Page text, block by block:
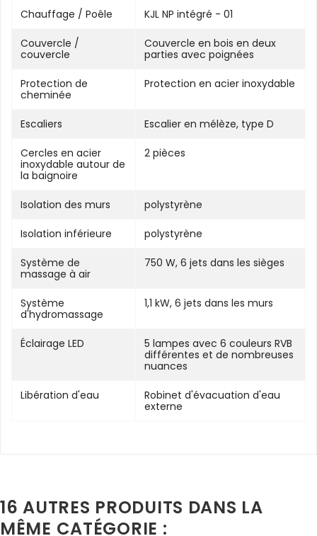
Chauffage / Poêle KJL NP intégré - 01
Couvercle /
couvercle
Couvercle en bois en deux
parties avec poignées
Protection de
cheminée
Protection en acier inoxydable
Escaliers Escalier en mélèze, type D
Cercles en acier
inoxydable autour de
la baignoire
2 pièces
Isolation des murs polystyrène
Isolation inférieure polystyrène
Système de
massage à air
750 W, 6 jets dans les sièges
Système
d'hydromassage
1,1 kW, 6 jets dans les murs
Éclairage LED
5 lampes avec 6 couleurs RVB
différentes et de nombreuses
nuances
Libération d'eau
Robinet d'évacuation d'eau
externe
16 AUTRES PRODUITS DANS LA
MÊME CATÉGORIE :